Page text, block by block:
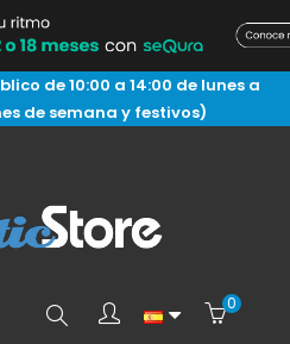
de 10:00 a 14:00 de lunes a
de semana y festivos)
Buscar 0